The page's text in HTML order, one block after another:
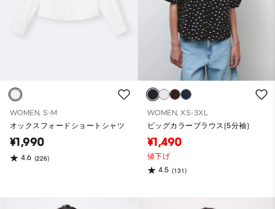
WOMEN, S-M
オックスフォードショートシャツ
¥1,990
4.6 (226)
WOMEN, XS-3XL
ビッグカラーブラウス(5分袖)
¥1,490
値下げ
4.5 (131)